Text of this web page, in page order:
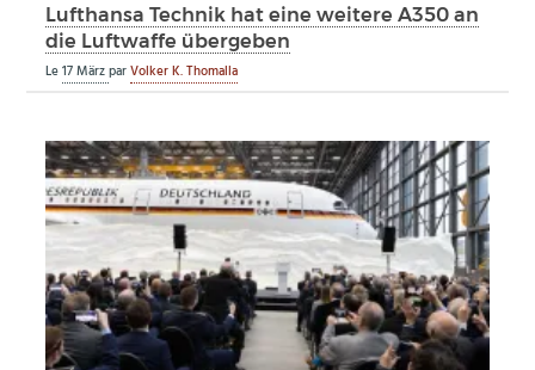
Lufthansa Technik hat eine weitere A350 an
die Luftwaffe übergeben
Le17 MärzparVolker K. Thomalla